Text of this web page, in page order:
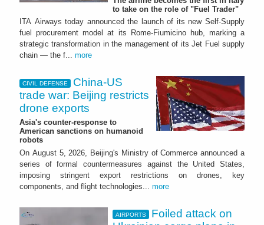
to take on the role of "Fuel Trader"
ITA Airways today announced the launch of its new Self-Supply
fuel procurement model at its Rome-Fiumicino hub, marking a
strategic transformation in the management of its Jet Fuel supply
chain — the f... more
CIVIL DEFENSE
China-US
trade war: Beijing restricts
drone exports
Asia's counter-response to
American sanctions on humanoid
robots
On August 5, 2026, Beijing's Ministry of Commerce announced a
series of formal countermeasures against the United States,
imposing stringent export restrictions on drones, key
components, and flight technologies... more
AIRPORTS
Foiled attack on